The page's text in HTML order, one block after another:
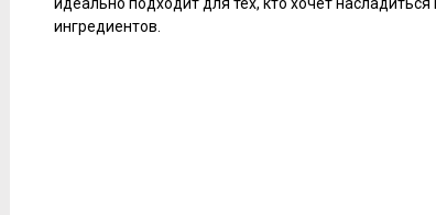
идеально подходит для тех, кто хочет
ингредиентов.